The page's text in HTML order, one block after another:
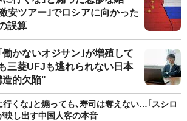
安ツアー｣でロシアに向かった
誤算
かないオジサン｣が増殖して
三菱UFJも逃れられない日本
的欠陥"
行くな｣と煽っても､寿司は奪えない…｢スシロ
映し出す中国人客の本音